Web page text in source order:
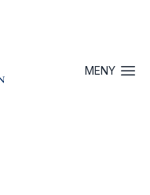
MENYÖppna